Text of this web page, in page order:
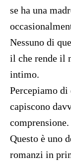
se ha una
Nessuno di
il che rende il
intimo.
Percepiamo di
capiscono
comprensione.
Questo è uno
romanzi in